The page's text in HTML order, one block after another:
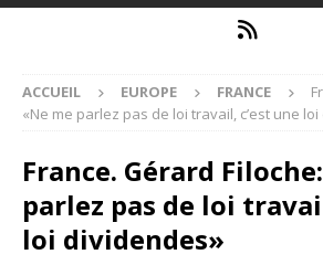
ACCUEIL EUROPE FRANCE
«Ne me parlez pas de loi travail, c’est une
France. Gérard
parlez pas de loi
loi dividendes»